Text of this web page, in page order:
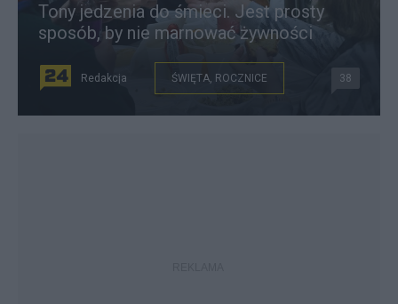
Tony jedzenia do śmieci. Jest prosty
sposób, by nie marnować żywności
Redakcja ŚWIĘTA, ROCZNICE 38